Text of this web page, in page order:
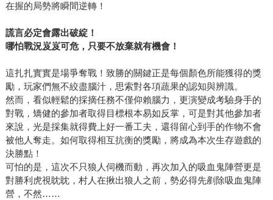
在握的局勢將瞬間逆轉！
謊言必定會露出破綻！
哪怕戰況岌岌可危，只要不放棄就有機會！
這扎扎實實是場爭奪戰！致勝的關鍵正是每個顏色所能獲得的獎
勵，玩家們無不絞盡腦汁，思索對各項蔬果的認知與辨識。
然而，看似輕鬆的採摘任務不僅仰賴腦力，更演變成考驗身手的
對戰，矯健的參加者取得目標根本易如反掌，可是對其他參加者
來說，光是採集就得費上好一番工夫，還得留心到手的作物不會
被他人奪走。如何取得相互抗衡的獎勵，將成為本次生存遊戲的
決勝點！
可怕的是，這次不只狼人伺機而動，再次加入的吸血鬼陣營更是
對勝利虎視眈眈，村人在揪出狼人之前，勢必得先剷除吸血鬼陣
營，不然……